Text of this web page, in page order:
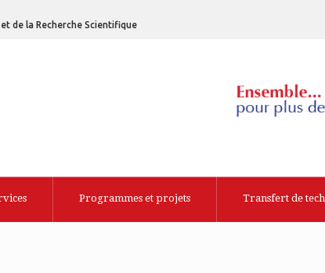
de la Recherche Scientifique
Programmes et projets Transfert de